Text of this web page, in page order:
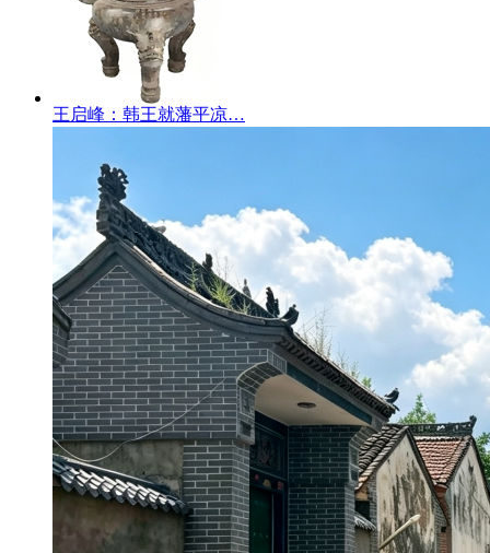
王启峰：韩王就藩平凉…